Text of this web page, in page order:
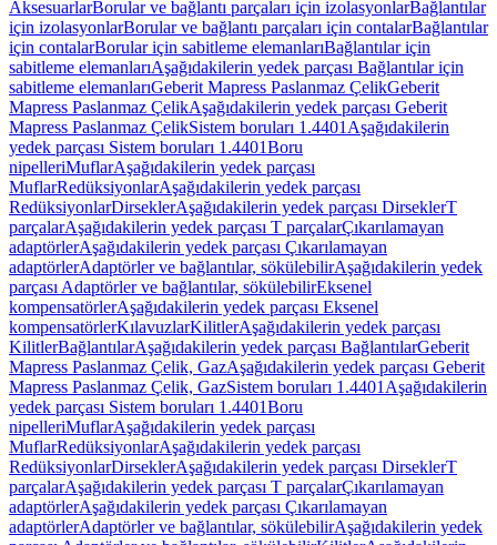
AksesuarlarBorular ve bağlantı parçaları için izolasyonlarBağlantılar
için izolasyonlarBorular ve bağlantı parçaları için contalarBağlantılar
için contalarBorular için sabitleme elemanlarıBağlantılar için
sabitleme elemanlarıAşağıdakilerin yedek parçası Bağlantılar için
sabitleme elemanlarıGeberit Mapress Paslanmaz ÇelikGeberit
Mapress Paslanmaz ÇelikAşağıdakilerin yedek parçası Geberit
Mapress Paslanmaz ÇelikSistem boruları 1.4401 Aşağıdakilerin
yedek parçası Sistem boruları 1.4401Boru
nipelleriMuflarAşağıdakilerin yedek parçası
MuflarRedüksiyonlarAşağıdakilerin yedek parçası
RedüksiyonlarDirseklerAşağıdakilerin yedek parçası DirseklerT
parçalarAşağıdakilerin yedek parçası T parçalarÇıkarılamayan
adaptörlerAşağıdakilerin yedek parçası Çıkarılamayan
adaptörlerAdaptörler ve bağlantılar, sökülebilirAşağıdakilerin yedek
parçası Adaptörler ve bağlantılar, sökülebilirEksenel
kompensatörlerAşağıdakilerin yedek parçası Eksenel
kompensatörlerKılavuzlarKilitlerAşağıdakilerin yedek parçası
KilitlerBağlantılarAşağıdakilerin yedek parçası BağlantılarGeberit
Mapress Paslanmaz Çelik, GazAşağıdakilerin yedek parçası Geberit
Mapress Paslanmaz Çelik, GazSistem boruları 1.4401 Aşağıdakilerin
yedek parçası Sistem boruları 1.4401Boru
nipelleriMuflarAşağıdakilerin yedek parçası
MuflarRedüksiyonlarAşağıdakilerin yedek parçası
RedüksiyonlarDirseklerAşağıdakilerin yedek parçası DirseklerT
parçalarAşağıdakilerin yedek parçası T parçalarÇıkarılamayan
adaptörlerAşağıdakilerin yedek parçası Çıkarılamayan
adaptörlerAdaptörler ve bağlantılar, sökülebilirAşağıdakilerin yedek